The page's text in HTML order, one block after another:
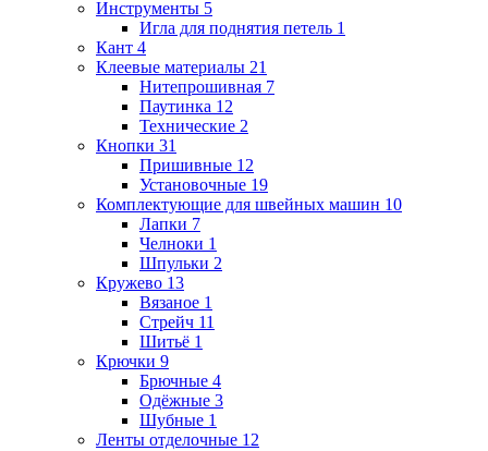
Инструменты 5
Игла для поднятия петель 1
Кант 4
Клеевые материалы 21
Нитепрошивная 7
Паутинка 12
Технические 2
Кнопки 31
Пришивные 12
Установочные 19
Комплектующие для швейных машин 10
Лапки 7
Челноки 1
Шпульки 2
Кружево 13
Вязаное 1
Стрейч 11
Шитьё 1
Крючки 9
Брючные 4
Одёжные 3
Шубные 1
Ленты отделочные 12